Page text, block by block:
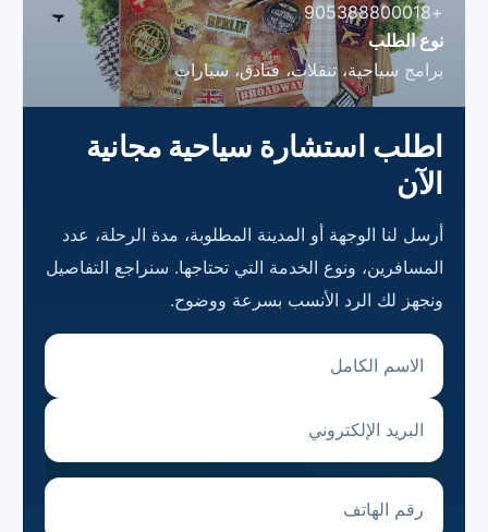
+905388800018
نوع الطلب
برامج سياحية، تنقلات، فنادق، سيارات
اطلب استشارة سياحية مجانية
الآن
أرسل لنا الوجهة أو المدينة المطلوبة، مدة الرحلة، عدد
المسافرين، ونوع الخدمة التي تحتاجها. سنراجع التفاصيل
ونجهز لك الرد الأنسب بسرعة ووضوح.
الاسم الكامل
البريد الإلكتروني
رقم الهاتف